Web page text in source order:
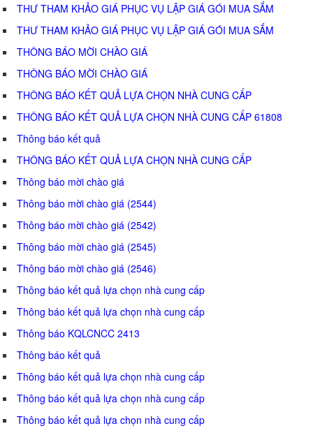
THƯ THAM KHẢO GIÁ PHỤC VỤ LẬP GIÁ GÓI MUA SẮM
THƯ THAM KHẢO GIÁ PHỤC VỤ LẬP GIÁ GÓI MUA SẮM
THÔNG BÁO MỜI CHÀO GIÁ
THÔNG BÁO MỜI CHÀO GIÁ
THÔNG BÁO KẾT QUẢ LỰA CHỌN NHÀ CUNG CẤP
THÔNG BÁO KẾT QUẢ LỰA CHỌN NHÀ CUNG CẤP 61808
Thông báo kết quả
THÔNG BÁO KẾT QUẢ LỰA CHỌN NHÀ CUNG CẤP
Thông báo mời chào giá
Thông báo mời chào giá (2544)
Thông báo mời chào giá (2542)
Thông báo mời chào giá (2545)
Thông báo mời chào giá (2546)
Thông báo kết quả lựa chọn nhà cung cấp
Thông báo kết quả lựa chọn nhà cung cấp
Thông báo KQLCNCC 2413
Thông báo kết quả
Thông báo kết quả lựa chọn nhà cung cấp
Thông báo kết quả lựa chọn nhà cung cấp
Thông báo kết quả lựa chọn nhà cung cấp